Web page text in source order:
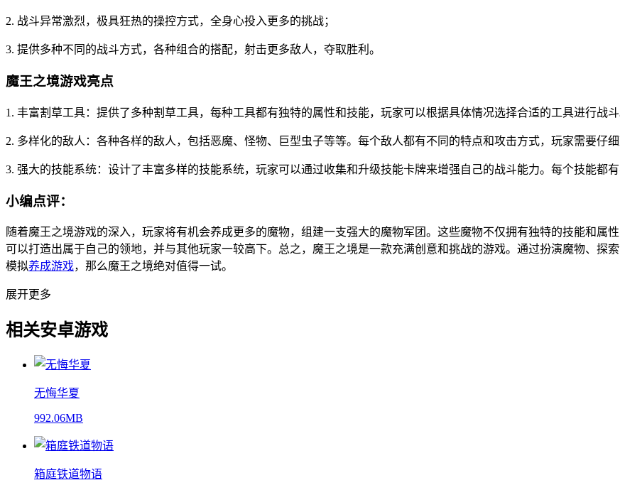
2. 战斗异常激烈，极具狂热的操控方式，全身心投入更多的挑战；
3. 提供多种不同的战斗方式，各种组合的搭配，射击更多敌人，夺取胜利。
魔王之境游戏亮点
1. 丰富割草工具：提供了多种割草工具，每种工具都有独特的属性和技能，玩家可以根据具体情况选择合适的工具进行战
2. 多样化的敌人：各种各样的敌人，包括恶魔、怪物、巨型虫子等等。每个敌人都有不同的特点和攻击方式，玩家需要仔
3. 强大的技能系统：设计了丰富多样的技能系统，玩家可以通过收集和升级技能卡牌来增强自己的战斗能力。每个技能都
小编点评：
随着魔王之境游戏的深入，玩家将有机会养成更多的魔物，组建一支强大的魔物军团。这些魔物不仅拥有独特的技能和属
可以打造出属于自己的领地，并与其他玩家一较高下。总之，魔王之境是一款充满创意和挑战的游戏。通过扮演魔物、探
模拟养成游戏，那么魔王之境绝对值得一试。
展开更多
相关安卓游戏
无悔华夏
992.06MB
箱庭铁道物语